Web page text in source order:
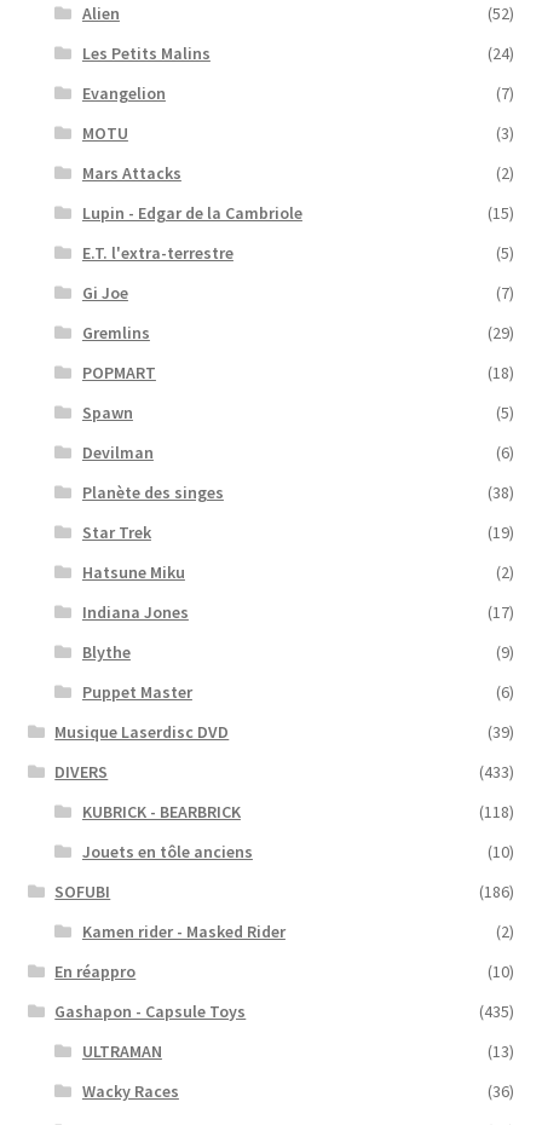
Alien
(52)
Les Petits Malins
(24)
Evangelion
(7)
MOTU
(3)
Mars Attacks
(2)
Lupin - Edgar de la Cambriole
(15)
E.T. l'extra-terrestre
(5)
Gi Joe
(7)
Gremlins
(29)
POPMART
(18)
Spawn
(5)
Devilman
(6)
Planète des singes
(38)
Star Trek
(19)
Hatsune Miku
(2)
Indiana Jones
(17)
Blythe
(9)
Puppet Master
(6)
Musique Laserdisc DVD
(39)
DIVERS
(433)
KUBRICK - BEARBRICK
(118)
Jouets en tôle anciens
(10)
SOFUBI
(186)
Kamen rider - Masked Rider
(2)
En réappro
(10)
Gashapon - Capsule Toys
(435)
ULTRAMAN
(13)
Wacky Races
(36)